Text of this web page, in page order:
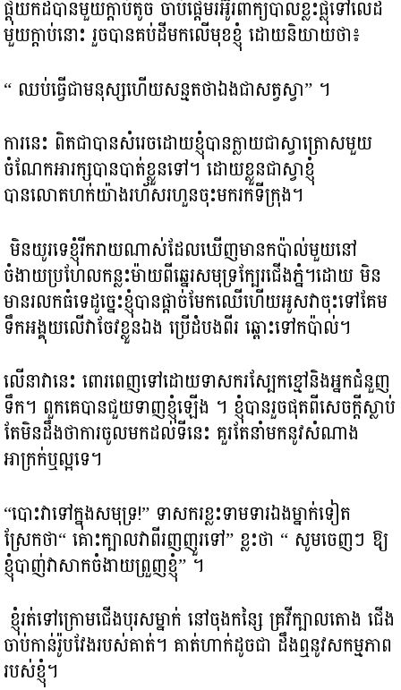
ផ្ដុំយកដីបានមួយក្តាប់តូច ចាប់ផ្តើមរអ៊ូរពាក្យបាលីខ្លះផ្លុំទៅលើដី
មួយក្តាប់នោះ រួចបានគប់ដីមកលើមុខខ្ញុំ ដោយនិយាយថា៖
“ ឈប់ធ្វើជាមនុស្សហើយសន្មតថាឯងជាសត្វស្វា” ។
ការនេះ ពិតជា​បានសំរេចដោយខ្ញុំបានក្លាយជាស្វាត្រោសមួយ
ចំណែក​អារក្ស​បាន​បាត់ខ្លួនទៅ។ ដោយខ្លួនជាស្វា​ខ្ញុំ
បានលោតហក់យ៉ាង​រហ័សរហួន​ចុះមករកទីក្រុង​។
មិនយូរទេខ្ញុំរីករាយណាស់ដែលឃើញមាន​កប៉ាល់មួយនៅ
ចំងាយប្រហែលកន្លះម៉ាយពីឆ្នេរសមុទ្រក្បែរជើងភ្នំ​។​ដោយ​ មិន
មានរលកធំ​ទេដូច្នេះខ្ញុំបានផ្តាច់មែកឈើហើយអូសវាចុះទៅគែម
ទឹកអង្គុយលើវាចែវខ្លួនឯង ប្រើដំបងពីរ ឆ្ពោះទៅកប៉ាល់។
លើនាវានេះ ពោរពេញទៅដោយទាសករស្បែកខ្មៅនិងអ្នកជំនួញ
ទឹក​។ ​ពួកគេ​បានជួយទាញខ្ញុំឡើង ។ ខ្ញុំបានរួចផុតពីសេចក្តីស្លាប់
តែ​មិនដឹងថាការចូលមកដល់ទីនេះ គួរតែនាំមកនូវសំណាង
អាក្រក់ឬល្អទេ។
“បោះវាទៅក្នុងសមុទ្រ!” ទាសករខ្លះ​ទាមទារឯងម្នាក់ទៀត
ស្រែកថា“ គោះក្បាលវាពីរ​ញញួរទៅ” ខ្លះថា “ សូមចេញៗ ឱ្យ
ខ្ញុំបាញ់វាសាកចំងាយ​ព្រួញខ្ញុំ” ។
ខ្ញុំរត់ទៅក្រោមជើងបុរសម្នាក់ នៅចុងកន្សៃ គ្រវីក្បាលតោង​ ជើង
ចាប់កាន់រ៉ូបវែងរបស់គាត់។ គាត់ហាក់ដូចជា ដឹងឮនូវសកម្មភាព
របស់ខ្ញុំ។